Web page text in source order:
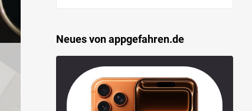
Neues von appgefahren.de